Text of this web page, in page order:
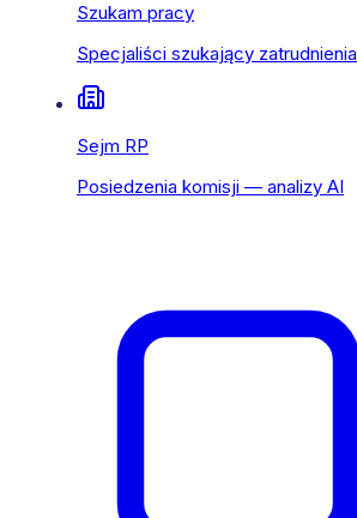
Szukam pracy
Specjaliści szukający zatrudnienia
Sejm RP
Posiedzenia komisji — analizy AI